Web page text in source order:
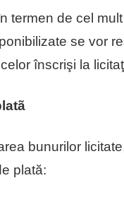
termen de cel
se vor
înscrişi la
bunurilor
plată: